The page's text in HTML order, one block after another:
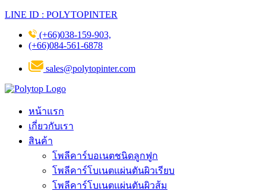
LINE ID : POLYTOPINTER
(+66)038-159-903,
(+66)084-561-6878
sales@polytopinter.com
หน้าแรก
เกี่ยวกับเรา
สินค้า
โพลีคาร์บอเนตชนิดลูกฟูก
โพลีคาร์โบเนตแผ่นตันผิวเรียบ
โพลีคาร์โบเนตแผ่นตันผิวส้ม